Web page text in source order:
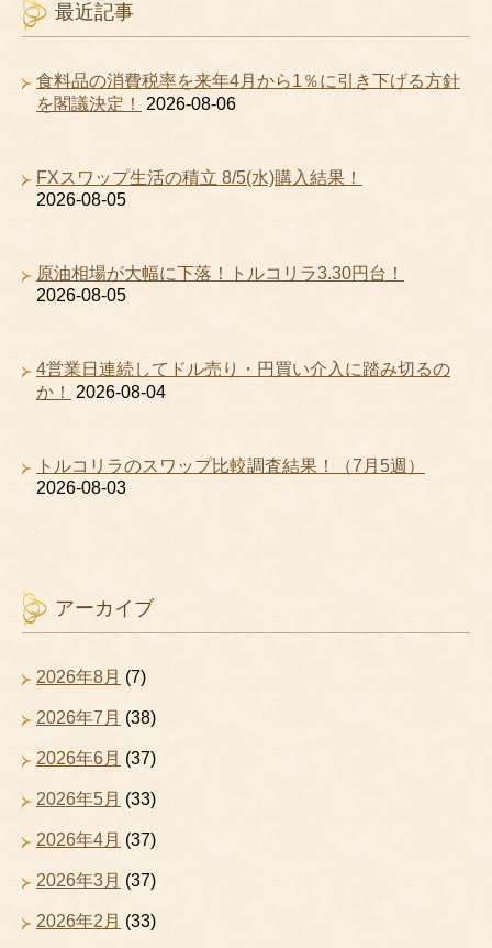
最近記事
食料品の消費税率を来年4月から1％に引き下げる方針
を閣議決定！
2026-08-06
FXスワップ生活の積立 8/5(水)購入結果！
2026-08-05
原油相場が大幅に下落！トルコリラ3.30円台！
2026-08-05
4営業日連続してドル売り・円買い介入に踏み切るの
か！
2026-08-04
トルコリラのスワップ比較調査結果！（7月5週）
2026-08-03
アーカイブ
2026年8月 (7)
2026年7月 (38)
2026年6月 (37)
2026年5月 (33)
2026年4月 (37)
2026年3月 (37)
2026年2月 (33)